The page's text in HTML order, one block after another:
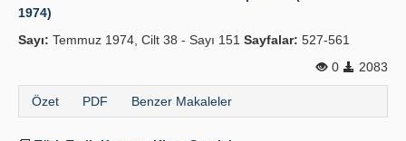
1974)
Sayı: Temmuz 1974, Cilt 38 - Sayı 151 Sayfalar: 527-561
0
2083
Özet PDF Benzer Makaleler